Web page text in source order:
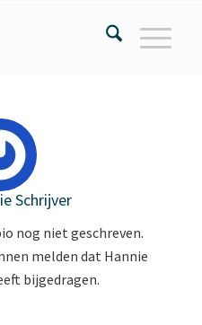
Schrijver
nog niet geschreven.
melden dat Hannie
bijgedragen.